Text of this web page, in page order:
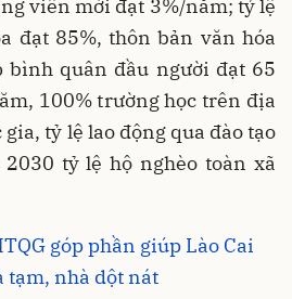
viên mới đạt 3%/năm; tỷ lệ
đạt 85%, thôn bản văn hóa
bình quân đầu người đạt 65
100% trường học trên địa
tỷ lệ lao động qua đào tạo
tỷ lệ hộ nghèo toàn xã
góp phần giúp Lào Cai
tạm, nhà dột nát